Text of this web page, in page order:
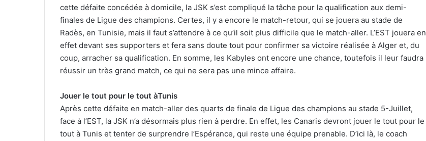
cette défaite concédée à domicile, la JSK s’est compliqué la tâche pour la qualification aux demi-
finales de Ligue des champions. Certes, il y a encore le match-retour, qui se jouera au stade de
Radès, en Tunisie, mais il faut s’attendre à ce qu’il soit plus difficile que le match-aller. L’EST jouera en
effet devant ses supporters et fera sans doute tout pour confirmer sa victoire réalisée à Alger et, du
coup, arracher sa qualification. En somme, les Kabyles ont encore une chance, toutefois il leur faudra
réussir un très grand match, ce qui ne sera pas une mince affaire.
Jouer le tout pour le tout àTunis
Après cette défaite en match-aller des quarts de finale de Ligue des champions au stade 5-Juillet,
face à l’EST, la JSK n’a désormais plus rien à perdre. En effet, les Canaris devront jouer le tout pour le
tout à Tunis et tenter de surprendre l’Espérance, qui reste une équipe prenable. D’ici là, le coach